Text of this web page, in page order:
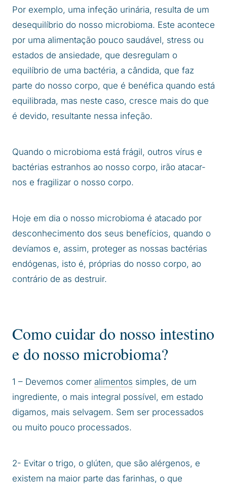
Por exemplo, uma infeção urinária, resulta de um
desequilíbrio do nosso microbioma. Este acontece
por uma alimentação pouco saudável, stress ou
estados de ansiedade, que desregulam o
equilíbrio de uma bactéria, a cândida, que faz
parte do nosso corpo, que é benéfica quando está
equilibrada, mas neste caso, cresce mais do que
é devido, resultante nessa infeção.
Quando o microbioma está frágil, outros vírus e
bactérias estranhos ao nosso corpo, irão atacar-
nos e fragilizar o nosso corpo.
Hoje em dia o nosso microbioma é atacado por
desconhecimento dos seus benefícios, quando o
devíamos e, assim, proteger as nossas bactérias
endógenas, isto é, próprias do nosso corpo, ao
contrário de as destruir.
Como cuidar do nosso intestino
e do nosso microbioma?
1 – Devemos comer alimentos simples, de um
ingrediente, o mais integral possível, em estado
digamos, mais selvagem. Sem ser processados
ou muito pouco processados.
2- Evitar o trigo, o glúten, que são alérgenos, e
existem na maior parte das farinhas, o que